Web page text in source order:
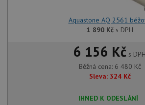
Aquastone AQ 2561
1 890 Kčs DPH
6 156 Kč s DPH
Běžná cena: 6 480 Kč
Sleva: 324 Kč
IHNED K ODESLÁNÍ